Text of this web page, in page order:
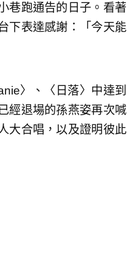
巷跑通告的日子。看著
下表達感謝：「今天能
〉、〈日落〉中達到
經退場的孫燕姿再次喊
大合唱，以及證明彼此